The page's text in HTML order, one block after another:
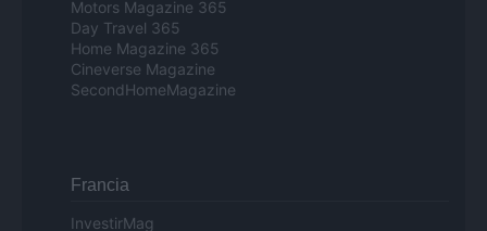
Motors Magazine 365
Day Travel 365
Home Magazine 365
Cineverse Magazine
SecondHomeMagazine
Francia
InvestirMag